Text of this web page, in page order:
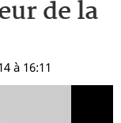
de la
à 16:11